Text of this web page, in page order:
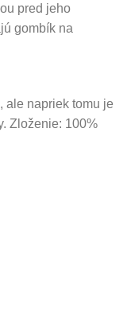
pred jeho
gombík na
ale napriek tomu je
Zloženie: 100%